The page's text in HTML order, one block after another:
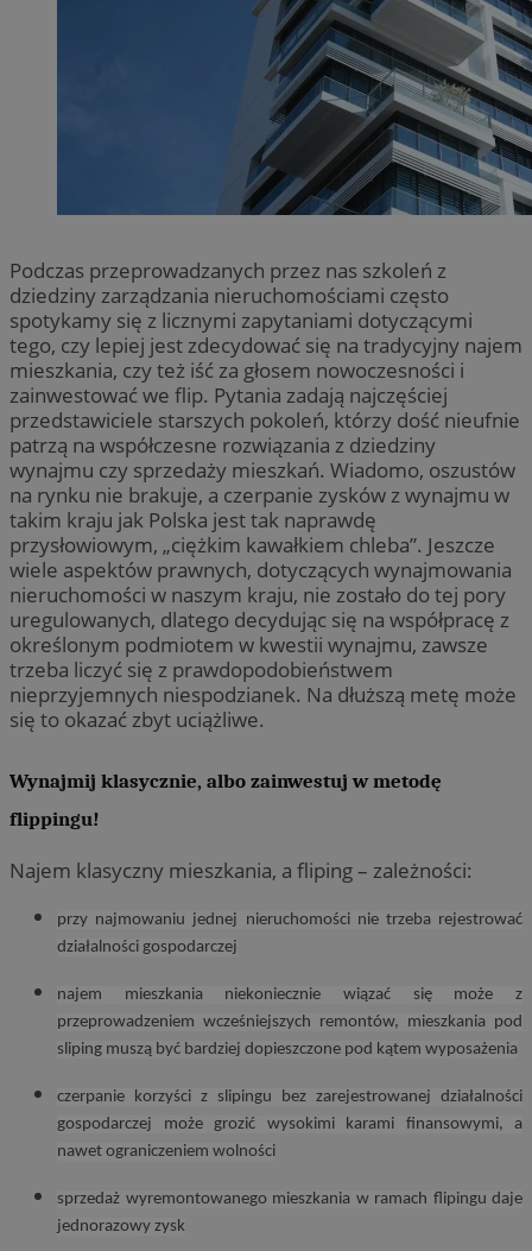
Podczas przeprowadzanych przez nas szkoleń z
dziedziny zarządzania nieruchomościami często
spotykamy się z licznymi zapytaniami dotyczącymi
tego, czy lepiej jest zdecydować się na tradycyjny najem
mieszkania, czy też iść za głosem nowoczesności i
zainwestować we flip. Pytania zadają najczęściej
przedstawiciele starszych pokoleń, którzy dość nieufnie
patrzą na współczesne rozwiązania z dziedziny
wynajmu czy sprzedaży mieszkań. Wiadomo, oszustów
na rynku nie brakuje, a czerpanie zysków z wynajmu w
takim kraju jak Polska jest tak naprawdę
przysłowiowym, „ciężkim kawałkiem chleba”. Jeszcze
wiele aspektów prawnych, dotyczących wynajmowania
nieruchomości w naszym kraju, nie zostało do tej pory
uregulowanych, dlatego decydując się na współpracę z
określonym podmiotem w kwestii wynajmu, zawsze
trzeba liczyć się z prawdopodobieństwem
nieprzyjemnych niespodzianek. Na dłuższą metę może
się to okazać zbyt uciążliwe.
Wynajmij klasycznie, albo zainwestuj w metodę
flippingu!
Najem klasyczny mieszkania, a fliping – zależności:
przy najmowaniu jednej nieruchomości nie trzeba rejestrować
działalności gospodarczej
najem mieszkania niekoniecznie wiązać się może z
przeprowadzeniem wcześniejszych remontów, mieszkania pod
sliping muszą być bardziej dopieszczone pod kątem wyposażenia
czerpanie korzyści z slipingu bez zarejestrowanej działalności
gospodarczej może grozić wysokimi karami finansowymi, a
nawet ograniczeniem wolności
sprzedaż wyremontowanego mieszkania w ramach flipingu daje
jednorazowy zysk